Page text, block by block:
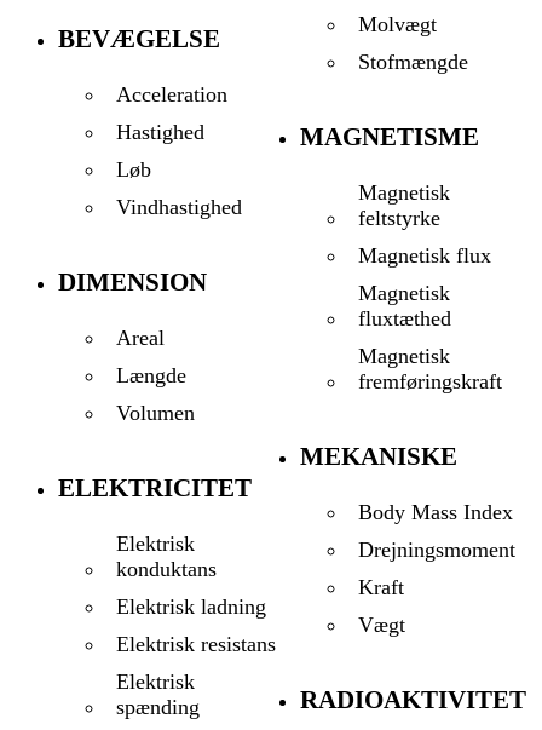
BEVÆGELSE
Acceleration
Hastighed
Løb
Vindhastighed
DIMENSION
Areal
Længde
Volumen
ELEKTRICITET
Elektrisk
konduktans
Elektrisk ladning
Elektrisk resistans
Elektrisk
spænding
Molvægt
Stofmængde
MAGNETISME
Magnetisk
feltstyrke
Magnetisk flux
Magnetisk
fluxtæthed
Magnetisk
fremføringskraft
MEKANISKE
Body Mass Index
Drejningsmoment
Kraft
Vægt
RADIOAKTIVITET